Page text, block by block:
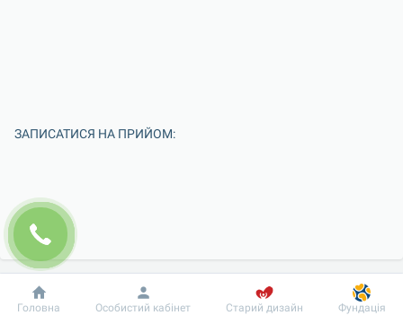
ЗАПИСАТИСЯ НА ПРИЙОМ:
Добробут Інформація Пацієнту
Головна Особистий кабінет Старий дизайн Фундація